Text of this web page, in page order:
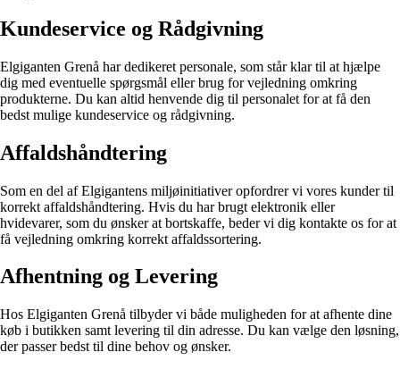
Kundeservice og Rådgivning
Elgiganten Grenå har dedikeret personale, som står klar til at hjælpe
dig med eventuelle spørgsmål eller brug for vejledning omkring
produkterne. Du kan altid henvende dig til personalet for at få den
bedst mulige kundeservice og rådgivning.
Affaldshåndtering
Som en del af Elgigantens miljøinitiativer opfordrer vi vores kunder til
korrekt affaldshåndtering. Hvis du har brugt elektronik eller
hvidevarer, som du ønsker at bortskaffe, beder vi dig kontakte os for at
få vejledning omkring korrekt affaldssortering.
Afhentning og Levering
Hos Elgiganten Grenå tilbyder vi både muligheden for at afhente dine
køb i butikken samt levering til din adresse. Du kan vælge den løsning,
der passer bedst til dine behov og ønsker.